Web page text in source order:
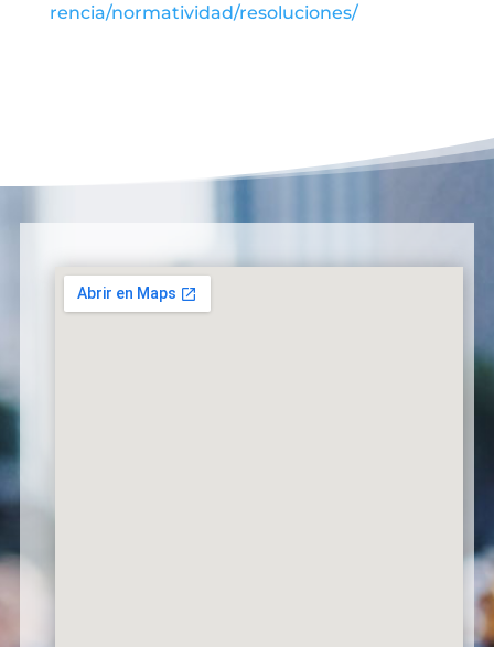
rencia/normatividad/resoluciones/